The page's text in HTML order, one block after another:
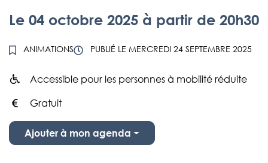
Le 04 octobre 2025 à partir de 20h30
ANIMATIONS PUBLIÉ LE MERCREDI 24 SEPTEMBRE 2025
Infos utiles
Accessible pour les personnes à mobilité réduite
Gratuit
Ajouter à mon agenda